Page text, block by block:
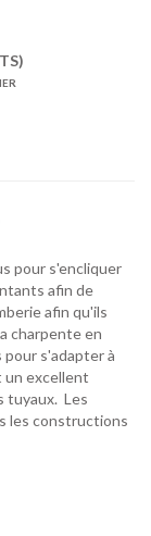
pour s'encliquer
afin de
afin qu'ils
charpente en
s'adapter à
un excellent
tuyaux. Les
les constructions